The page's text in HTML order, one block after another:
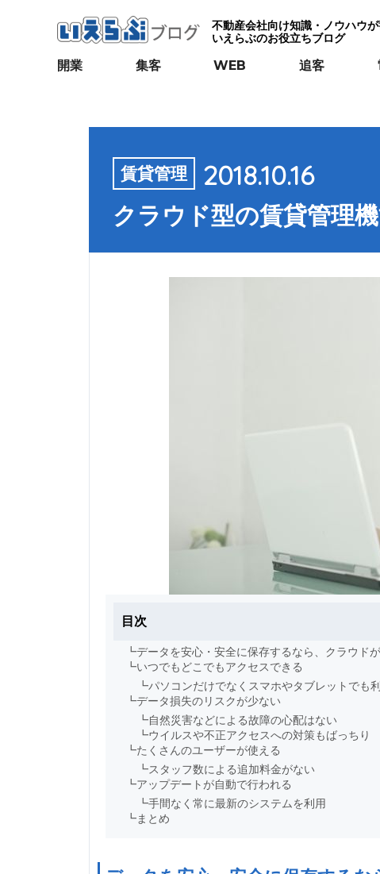
不動産会社向け知識・ノウハウが
いえらぶのお役立ちブログ
開業 集客 WEB 追客
賃貸管理 2018.10.16
クラウド型の賃貸管理
目次
┗データを安心・安全に保存するなら、クラウド
┗いつでもどこでもアクセスできる
┗パソコンだけでなくスマホやタブレットでも
┗データ損失のリスクが少ない
┗自然災害などによる故障の心配はない
┗ウイルスや不正アクセスへの対策もばっちり
┗たくさんのユーザーが使える
┗スタッフ数による追加料金がない
┗アップデートが自動で行われる
┗手間なく常に最新のシステムを利用
┗まとめ